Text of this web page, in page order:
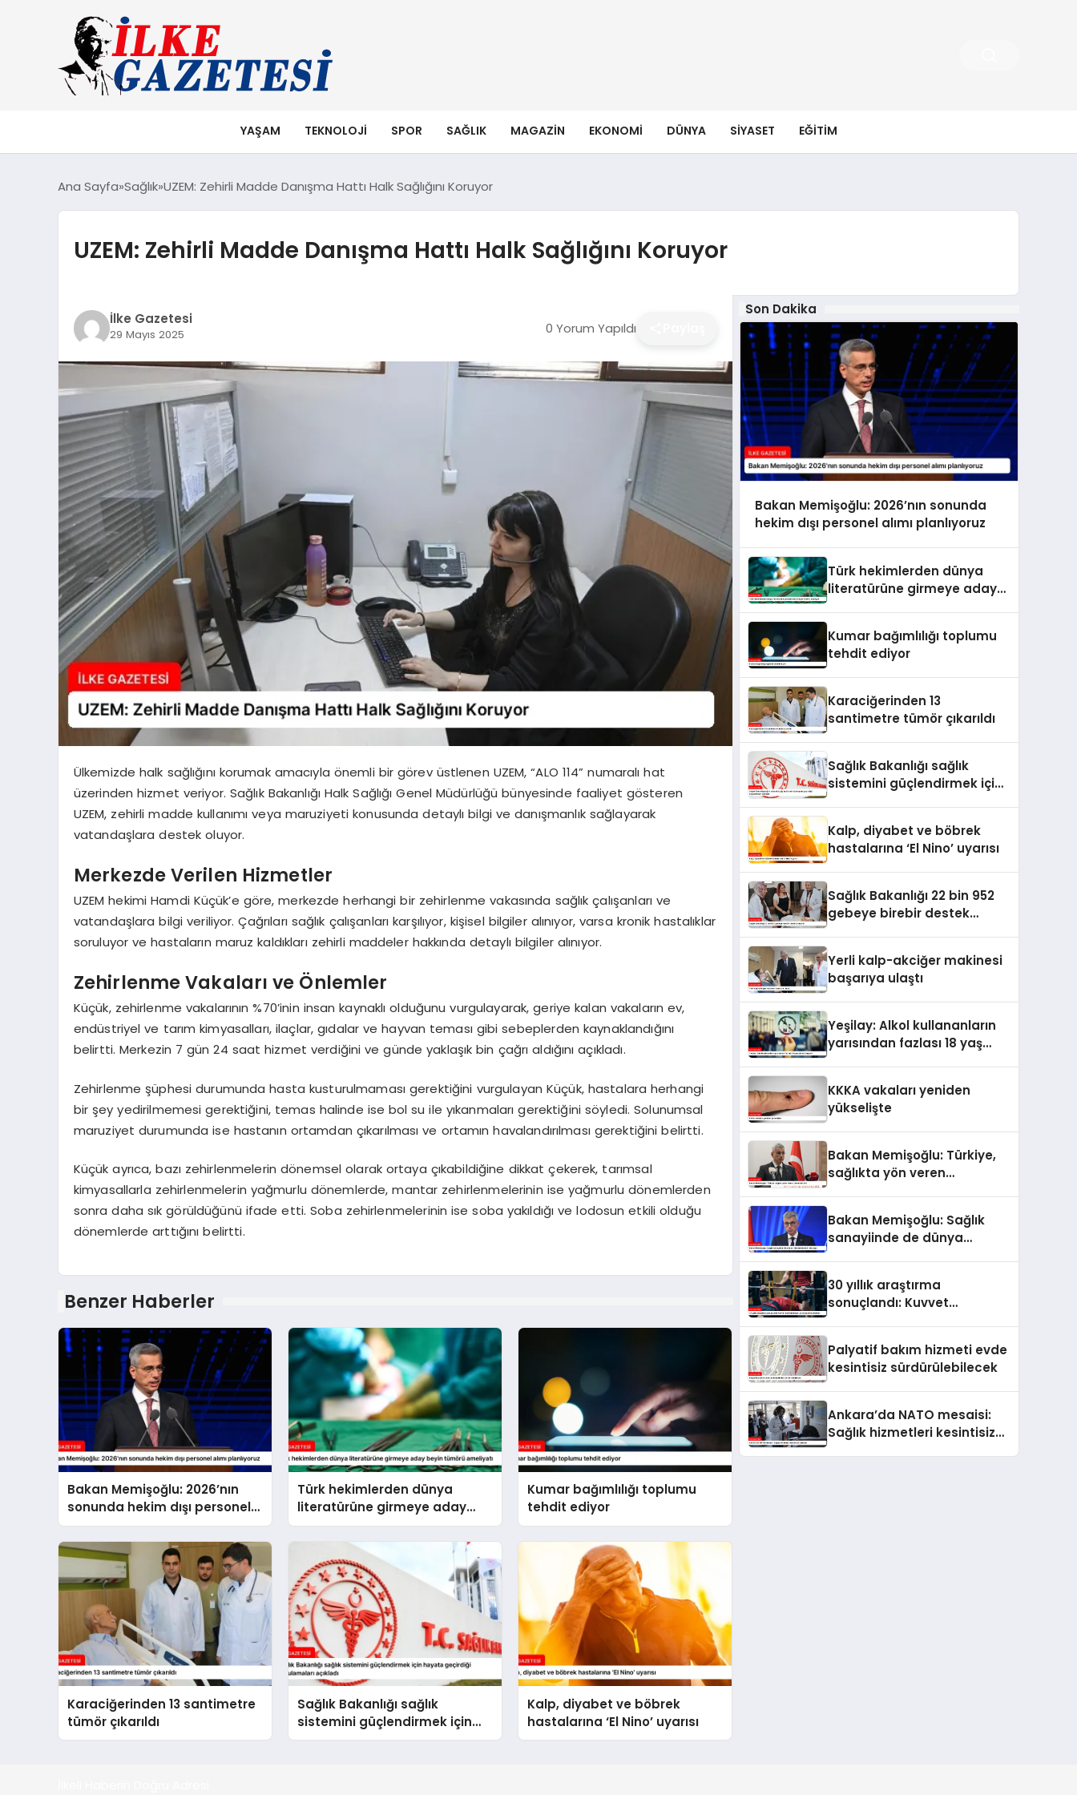
YAŞAM TEKNOLOJI SPOR SAĞLIK MAGAZIN EKONOMI DÜNYA SIYASET EĞITIM
Ana Sayfa Sağlık UZEM: Zehirli Madde Danışma Hattı Halk Sağlığını Koruyor
UZEM: Zehirli Madde Danışma Hattı Halk Sağlığını Koruyor
İlke Gazetesi
29 Mayıs 2025 0 Yorum Yapıldı
Ülkemizde halk sağlığını korumak amacıyla önemli bir görev üstlenen UZEM, “ALO 114” numaralı hat
üzerinden hizmet veriyor. Sağlık Bakanlığı Halk Sağlığı Genel Müdürlüğü bünyesinde faaliyet gösteren
UZEM, zehirli madde kullanımı veya maruziyeti konusunda detaylı bilgi ve danışmanlık sağlayarak
vatandaşlara destek oluyor.
Merkezde Verilen Hizmetler
UZEM hekimi Hamdi Küçük’e göre, merkezde herhangi bir zehirlenme vakasında sağlık çalışanları ve
vatandaşlara bilgi veriliyor. Çağrıları sağlık çalışanları karşılıyor, kişisel bilgiler alınıyor, varsa kronik hastalıklar
soruluyor ve hastaların maruz kaldıkları zehirli maddeler hakkında detaylı bilgiler alınıyor.
Zehirlenme Vakaları ve Önlemler
Küçük, zehirlenme vakalarının %70’inin insan kaynaklı olduğunu vurgulayarak, geriye kalan vakaların ev,
endüstriyel ve tarım kimyasalları, ilaçlar, gıdalar ve hayvan teması gibi sebeplerden kaynaklandığını
belirtti. Merkezin 7 gün 24 saat hizmet verdiğini ve günde yaklaşık bin çağrı aldığını açıkladı.
Zehirlenme şüphesi durumunda hasta kusturulmaması gerektiğini vurgulayan Küçük, hastalara herhangi
bir şey yedirilmemesi gerektiğini, temas halinde ise bol su ile yıkanmaları gerektiğini söyledi. Solunumsal
maruziyet durumunda ise hastanın ortamdan çıkarılması ve ortamın havalandırılması gerektiğini belirtti.
Küçük ayrıca, bazı zehirlenmelerin dönemsel olarak ortaya çıkabildiğine dikkat çekerek, tarımsal
kimyasallarla zehirlenmelerin yağmurlu dönemlerde, mantar zehirlenmelerinin ise yağmurlu dönemlerden
sonra daha sık görüldüğünü ifade etti. Soba zehirlenmelerinin ise soba yakıldığı ve lodosun etkili olduğu
dönemlerde arttığını belirtti.
Benzer Haberler
Bakan Memişoğlu: 2026’nın
sonunda hekim dışı personel
alımı planlıyoruz
Türk hekimlerden dünya
literatürüne girmeye aday
beyin tümörü ameliyatı
Kumar bağımlılığı toplumu
tehdit ediyor
Karaciğerinden 13 santimetre
tümör çıkarıldı
Sağlık Bakanlığı sağlık
sistemini güçlendirmek için
hayata geçirdiği uygulamaları
Kalp, diyabet ve böbrek
hastalarına ‘El Nino’ uyarısı
Son Dakika
Bakan Memişoğlu: 2026’nın sonunda
hekim dışı personel alımı planlıyoruz
Türk hekimlerden dünya
literatürüne girmeye aday
Kumar bağımlılığı toplumu
tehdit ediyor
Karaciğerinden 13
santimetre tümör çıkarıldı
Sağlık Bakanlığı sağlık
sistemini güçlendirmek için
Kalp, diyabet ve böbrek
hastalarına ‘El Nino’ uyarısı
Sağlık Bakanlığı 22 bin 952
gebeye birebir destek
Yerli kalp-akciğer makinesi
başarıya ulaştı
Yeşilay: Alkol kullananların
yarısından fazlası 18 yaş
KKKA vakaları yeniden
yükselişte
Bakan Memişoğlu: Türkiye,
sağlıkta yön veren
Bakan Memişoğlu: Sağlık
sanayiinde de dünya
30 yıllık araştırma
sonuçlandı: Kuvvet
Palyatif bakım hizmeti evde
kesintisiz sürdürülebilecek
Ankara’da NATO mesaisi:
Sağlık hizmetleri kesintisiz